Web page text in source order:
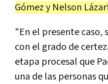
Gómezy Nelson Lá
"En el presentecaso,
con el grado de
etapa procesal que
una de las personas